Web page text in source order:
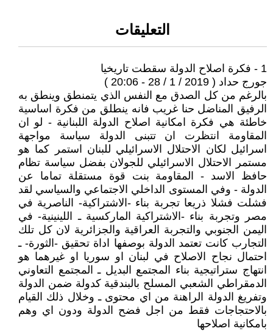
التعليقات
1 - فكرة اصلاح الدولة سقطت تاريخيا
جورج حداد ( 2019 / 1 / 28 - 20:06 )
بالرغم من كل الصدق مع النفس الذي يتمنطق وينطق به
الرفيق المناضل حنا غريب فانه ينطلق من فكرة اساسية
خاطئة هي فكرة امكانية اصلاح الدولة اللبنانية - لو ان
المقاومة انتظرت ان تتبنى الدولة سياسة مواجهة
اسرائيل لكان الاحتلال الاسرائيلي للبنان استمر كما هو
مستمر الاحتلال الاسرائيلي للجولان بفضل سياسة تظام
حافظ الاسد - المقاومة بنت قوة مستقلة تماما عن
الدولة - وفي المستوى الداخلي الاجتماعي والسياسي لقد
فشلت فشلا ذريعا تجربة بناء -الاشتراكية- الناصرية في
مصر وتجربة بناء -الاشتراكية الماركسية ـ اللينينية- في
اليمن الجنوبي والتجربة العراقية والجزائرية لان كل تلك
التجارب كانت تعتمد الدولة بوصفها اداة تحقيق -الثورة- ـ
احتمال نجاح الاصلاح في لبنان او سوريا او غيرهما هو
انتهاج ستراتيجية بناء المجتمع البديل ـ المجتمع التعاوني
الدمقراطي الشعبي المسلح بالبندقية كدولة ضمن الدولة
وتفريغ الدولة الراهنة من اي محتوى ـ وخلال ذلك القيام
بالاحتجاجات فقط من اجل فضح الدولة ودون اي وهم
بامكانية اصلاحها